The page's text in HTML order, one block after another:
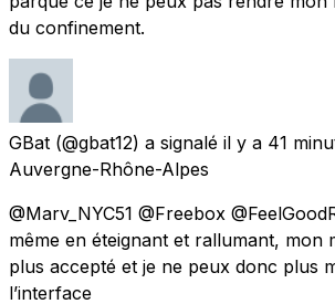
du confinement.
GBat (@gbat12) a signalé il y a 41
Auvergne-Rhône-Alpes
@Marv_NYC51 @Freebox
même en éteignant et rallumant, mon
plus accepté et je ne peux donc plus
l’interface